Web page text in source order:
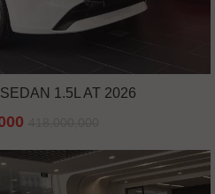
1.5L AT 2026